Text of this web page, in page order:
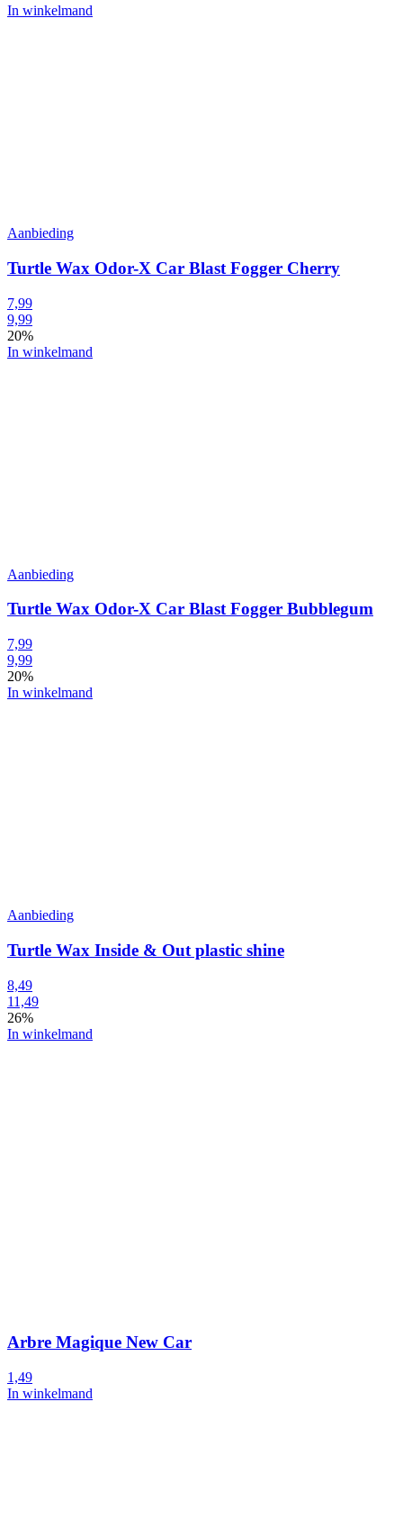
In winkelmand
Aanbieding
Turtle Wax Odor-X Car Blast Fogger Cherry
7,99
9,99
20%
In winkelmand
Aanbieding
Turtle Wax Odor-X Car Blast Fogger Bubblegum
7,99
9,99
20%
In winkelmand
Aanbieding
Turtle Wax Inside & Out plastic shine
8,49
11,49
26%
In winkelmand
Arbre Magique New Car
1,49
In winkelmand